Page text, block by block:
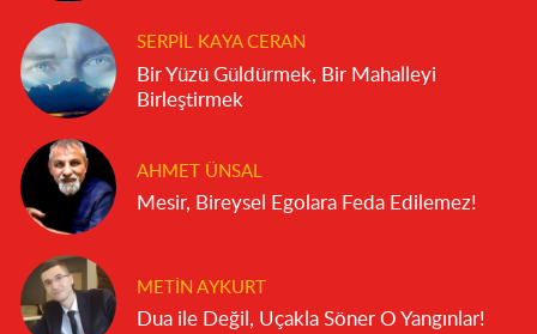
SERPIL KAYA CERAN
Bir Yüzü Güldürmek, Bir Mahalleyi
Birleştirmek
AHMET ÜNSAL
Mesir, Bireysel Egolara Feda Edilemez!
METIN AYKURT
Dua ile Değil, Uçakla Söner O Yangınlar!